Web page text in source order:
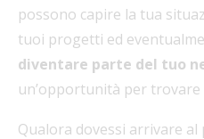
possono capire la tua
tuoi progetti ed
diventare parte del tuo
un’opportunità per
Qualora dovessi arrivare